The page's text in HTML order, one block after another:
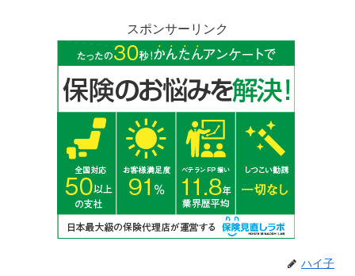
スポンサーリンク
ハイ子